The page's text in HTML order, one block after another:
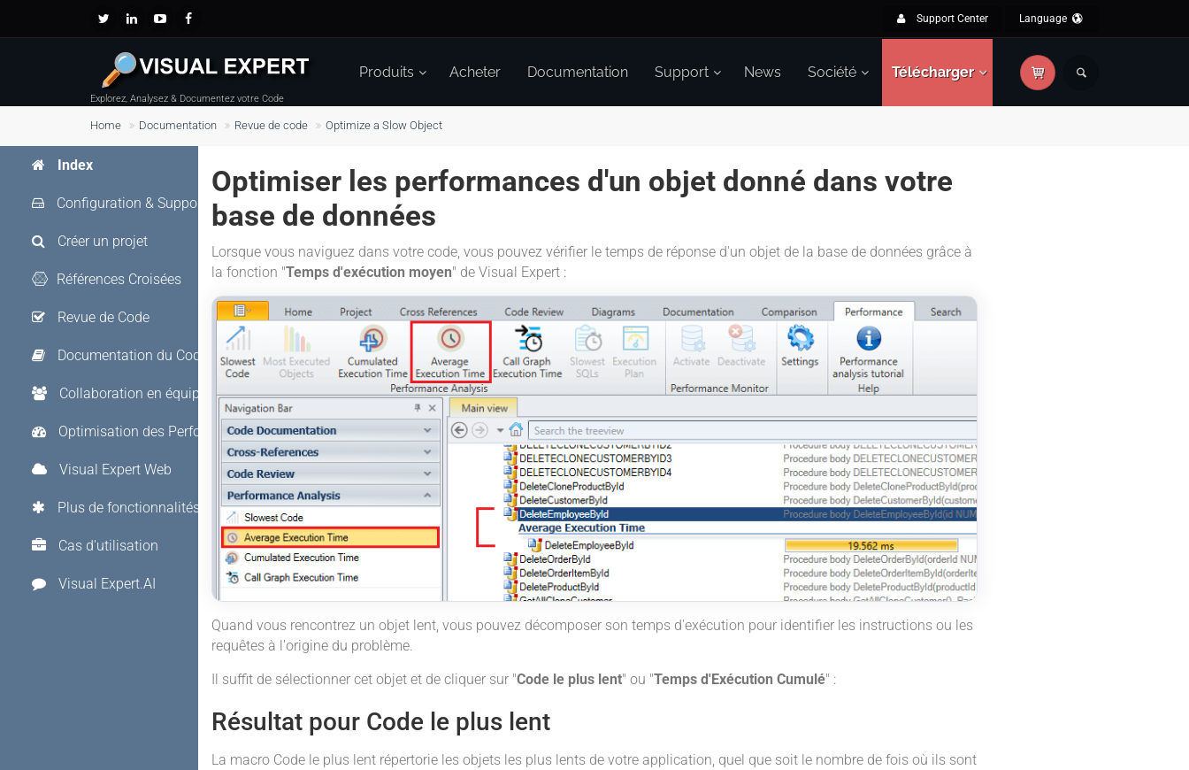
Support Center Language
Explorez, Analysez & Documentez votre Code
Produits Acheter Documentation Support News Société Télécharger
Home Documentation Revue de code Optimize a Slow Object
Optimiser les performances d'un objet donné dans votre
base de données
Lorsque vous naviguez dans votre code, vous pouvez vérifier le temps de réponse d'un objet de la base de données grâce à
la fonction "Temps d'exécution moyen" de Visual Expert :
Quand vous rencontrez un objet lent, vous pouvez décomposer son temps d'exécution pour identifier les instructions ou les
requêtes à l'origine du problème.
Il suffit de sélectionner cet objet et de cliquer sur "Code le plus lent" ou "Temps d'Exécution Cumulé" :
Résultat pour Code le plus lent
La macro Code le plus lent répertorie les objets les plus lents de votre application, quel que soit le nombre de fois où ils sont
Index
Configuration & Support
Créer un projet
Références Croisées
Revue de Code
Documentation du Code
Collaboration en équipe
Optimisation des Performances
Visual Expert Web
Plus de fonctionnalités
Cas d'utilisation
Visual Expert.AI